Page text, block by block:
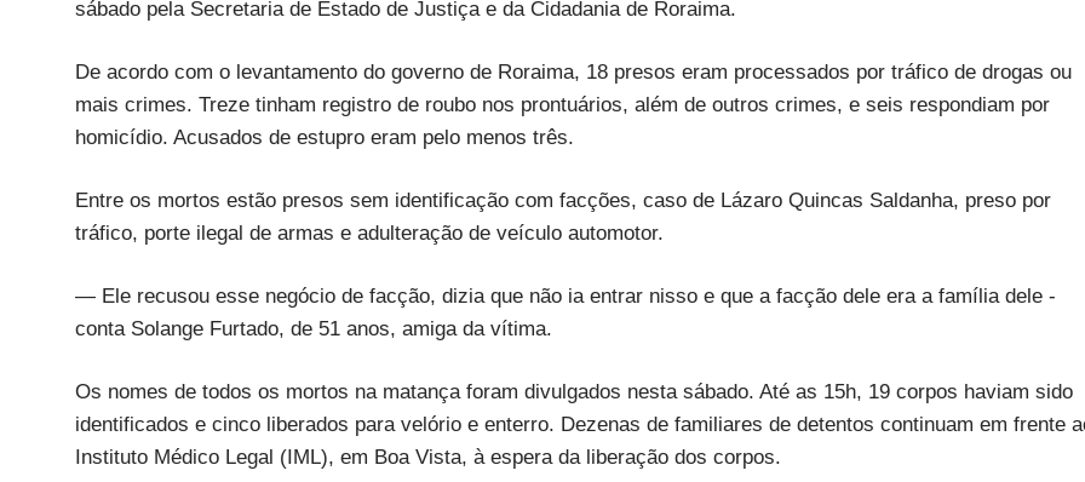
sábado pela Secretaria de Estado de Justiça e da Cidadania de Roraima.
De acordo com o levantamento do governo de Roraima, 18 presos eram processados por tráfico de drogas ou
mais crimes. Treze tinham registro de roubo nos prontuários, além de outros crimes, e seis respondiam por
homicídio. Acusados de estupro eram pelo menos três.
Entre os mortos estão presos sem identificação com facções, caso de Lázaro Quincas Saldanha, preso por
tráfico, porte ilegal de armas e adulteração de veículo automotor.
— Ele recusou esse negócio de facção, dizia que não ia entrar nisso e que a facção dele era a família dele -
conta Solange Furtado, de 51 anos, amiga da vítima.
Os nomes de todos os mortos na matança foram divulgados nesta sábado. Até as 15h, 19 corpos haviam sido
identificados e cinco liberados para velório e enterro. Dezenas de familiares de detentos continuam em frente
Instituto Médico Legal (IML), em Boa Vista, à espera da liberação dos corpos.